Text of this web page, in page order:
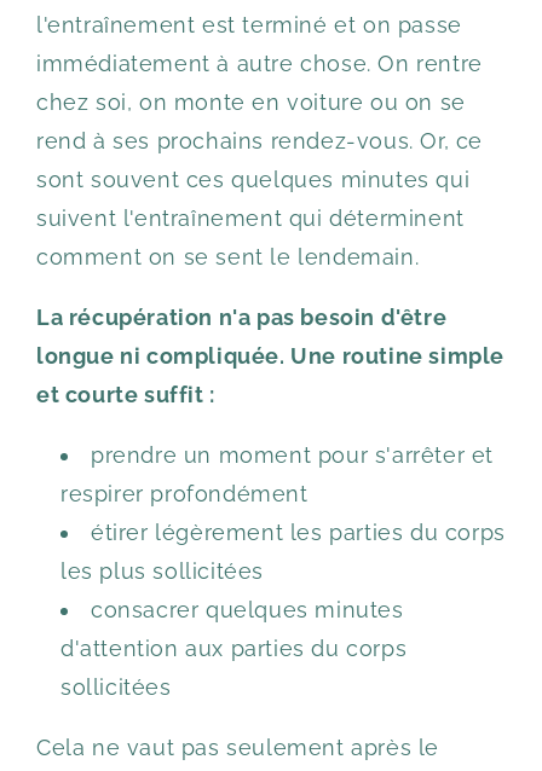
l'entraînement est terminé et on passe
immédiatement à autre chose. On rentre
chez soi, on monte en voiture ou on se
rend à ses prochains rendez-vous. Or, ce
sont souvent ces quelques minutes qui
suivent l'entraînement qui déterminent
comment on se sent le lendemain.
La récupération n'a pas besoin d'être
longue ni compliquée. Une routine simple
et courte suffit :
prendre un moment pour s'arrêter et
respirer profondément
étirer légèrement les parties du corps
les plus sollicitées
consacrer quelques minutes
d'attention aux parties du corps
sollicitées
Cela ne vaut pas seulement après le